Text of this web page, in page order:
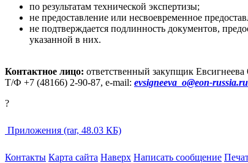
по результатам технической экспертизы;
не предоставление или несвоевременное
не подтверждается подлинность документов,
указанной в них.
Контактное лицо: ответственный закупщик Евсигнеева
Т/Ф +7 (48166) 2-90-87, e-mail: evsigneeva_o@eon-russia.ru
?
Приложения (rar, 48.03 КБ)
Контакты Карта сайта Наверх Написать сообщение